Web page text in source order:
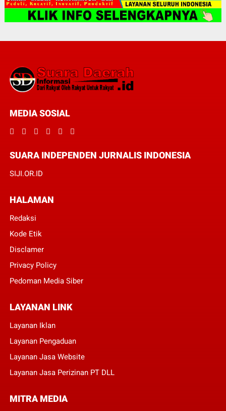
MEDIA SOSIAL
SUARA INDEPENDEN JURNALIS INDONESIA
SIJI.OR.ID
HALAMAN
Redaksi
Kode Etik
Disclamer
Privacy Policy
Pedoman Media Siber
LAYANAN LINK
Layanan Iklan
Layanan Pengaduan
Layanan Jasa Website
Layanan Jasa Perizinan PT DLL
MITRA MEDIA